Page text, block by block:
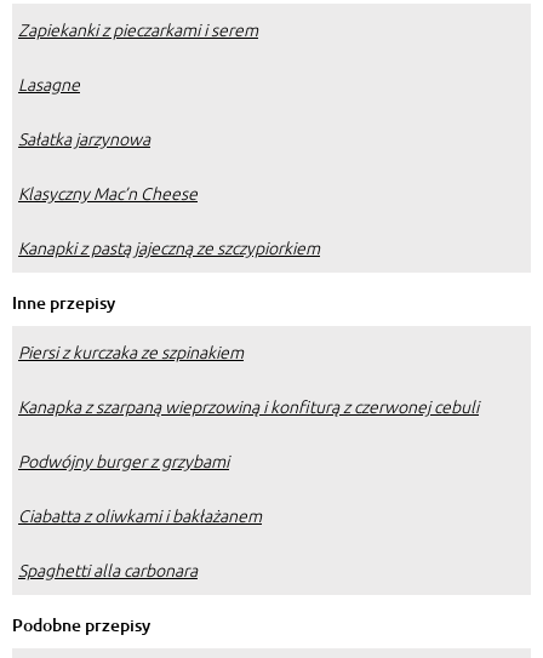
Zapiekanki z pieczarkami i serem
Lasagne
Sałatka jarzynowa
Klasyczny Mac’n Cheese
Kanapki z pastą jajeczną ze szczypiorkiem
Inne przepisy
Piersi z kurczaka ze szpinakiem
Kanapka z szarpaną wieprzowiną i konfiturą z czerwonej cebuli
Podwójny burger z grzybami
Ciabatta z oliwkami i bakłażanem
Spaghetti alla carbonara
Podobne przepisy